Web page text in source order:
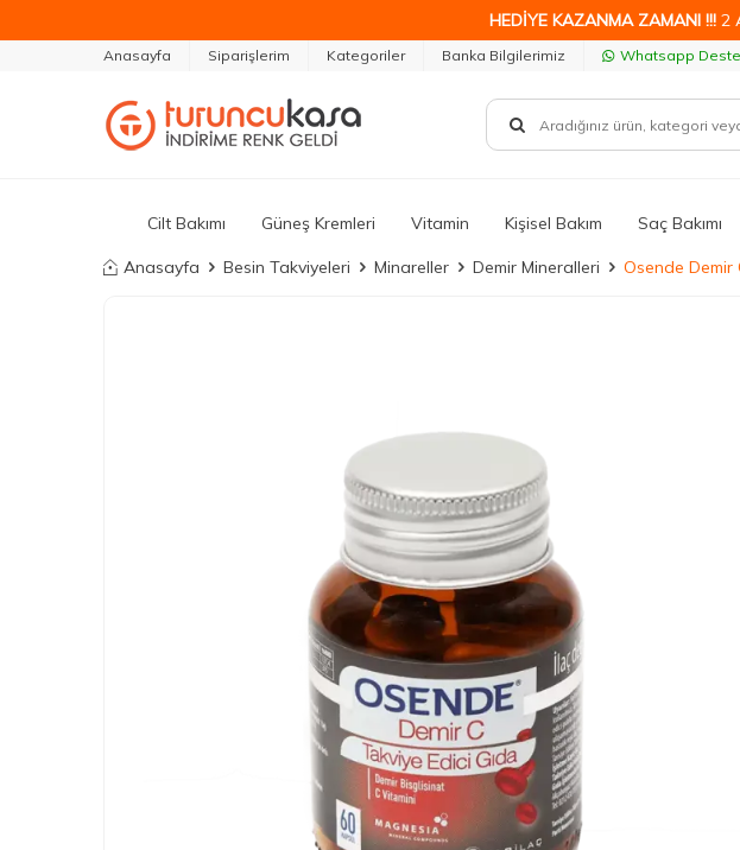
HEDİYE KAZANMA ZAMANI !!! 2
Anasayfa Siparişlerim Kategoriler Banka Bilgilerimiz Whatsapp
Cilt Bakımı Güneş Kremleri Vitamin Kişisel Bakım Saç Bakımı
Anasayfa Besin Takviyeleri Minareller Demir Mineralleri Osende Demir